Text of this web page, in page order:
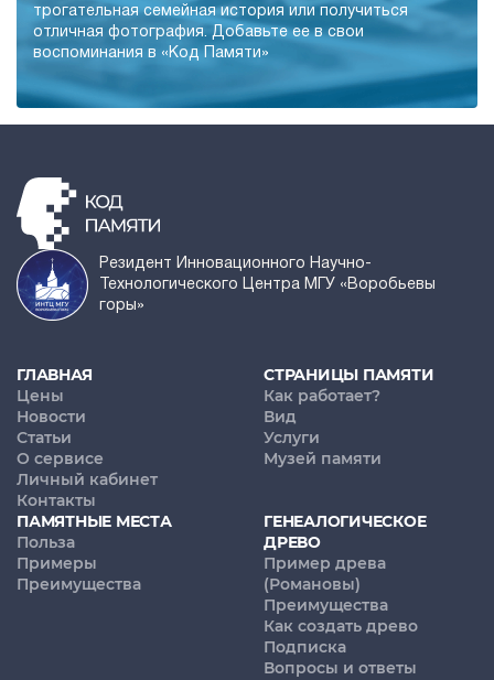
трогательная семейная история или получиться
отличная фотография. Добавьте ее в свои
воспоминания в «Код Памяти»
Резидент Инновационного Научно-
Технологического Центра МГУ «Воробьевы
горы»
ГЛАВНАЯ
Цены
Новости
Статьи
О сервисе
Личный кабинет
Контакты
СТРАНИЦЫ ПАМЯТИ
Как работает?
Вид
Услуги
Музей памяти
ПАМЯТНЫЕ МЕСТА
Польза
Примеры
Преимущества
ГЕНЕАЛОГИЧЕСКОЕ
ДРЕВО
Пример древа
(Романовы)
Преимущества
Как создать древо
Подписка
Вопросы и ответы